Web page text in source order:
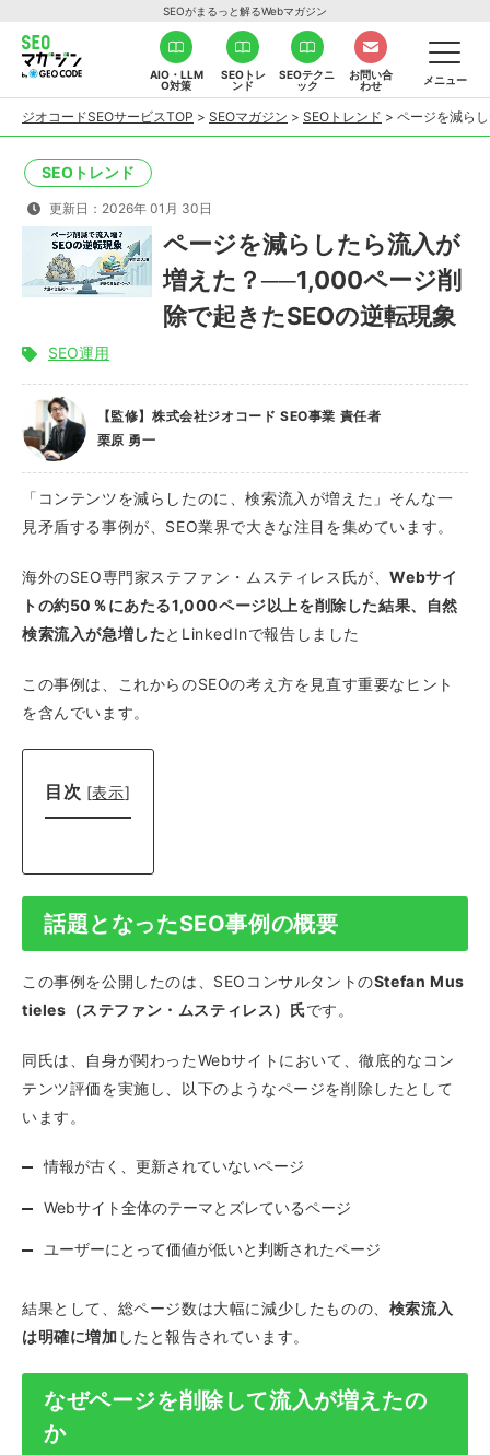
SEOがまるっと解るWebマガジン
AIO・LLM
O対策
SEOトレ
ンド
SEOテクニ
ック
お問い合
わせ
メニュー
ジオコードSEOサービスTOP > SEOマガジン > SEOトレンド > ページを減ら
SEOトレンド
更新日：2026年 01月 30日
ページを減らしたら流入が
増えた？──1,000ページ削
除で起きたSEOの逆転現象
SEO運用
【監修】株式会社ジオコード SEO事業 責任者
栗原 勇一
「コンテンツを減らしたのに、検索流入が増えた」そんな一
見矛盾する事例が、SEO業界で大きな注目を集めています。
海外のSEO専門家ステファン・ムスティレス氏が、Webサイ
トの約50％にあたる1,000ページ以上を削除した結果、自然
検索流入が急増したとLinkedInで報告しました
この事例は、これからのSEOの考え方を見直す重要なヒント
を含んでいます。
目次 [表示]
話題となったSEO事例の概要
この事例を公開したのは、SEOコンサルタントのStefan Mus
tieles（ステファン・ムスティレス）氏です。
同氏は、自身が関わったWebサイトにおいて、徹底的なコン
テンツ評価を実施し、以下のようなページを削除したとして
います。
情報が古く、更新されていないページ
Webサイト全体のテーマとズレているページ
ユーザーにとって価値が低いと判断されたページ
結果として、総ページ数は大幅に減少したものの、 検索流入
は明確に増加 したと報告されています。
なぜページを削除して流入が増えたの
か